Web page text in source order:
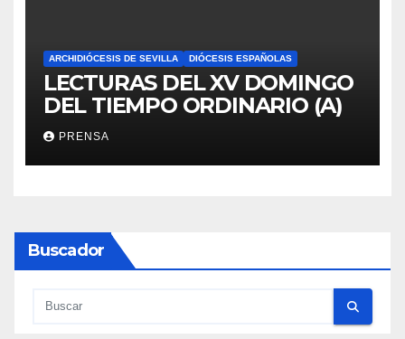
ARCHIDIÓCESIS DE SEVILLA DIÓCESIS ESPAÑOLAS
LECTURAS DEL XV DOMINGO
DEL TIEMPO ORDINARIO (A)
PRENSA
Buscador